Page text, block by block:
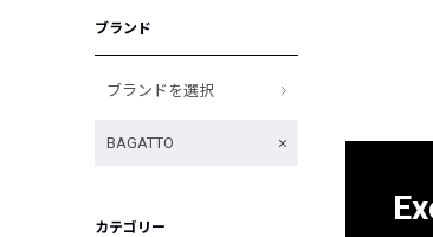
ブランド
ブランドを選択
BAGATTO
カテゴリー